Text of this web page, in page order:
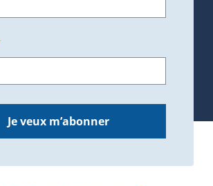
Je veux m’abonner